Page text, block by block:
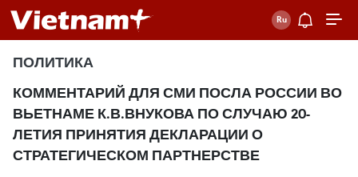
ПОЛИТИКА
КОММЕНТАРИЙ ДЛЯ СМИ ПОСЛА РОССИИ ВО
ВЬЕТНАМЕ К.В.ВНУКОВА ПО СЛУЧАЮ 20-
ЛЕТИЯ ПРИНЯТИЯ ДЕКЛАРАЦИИ О
СТРАТЕГИЧЕСКОМ ПАРТНЕРСТВЕ